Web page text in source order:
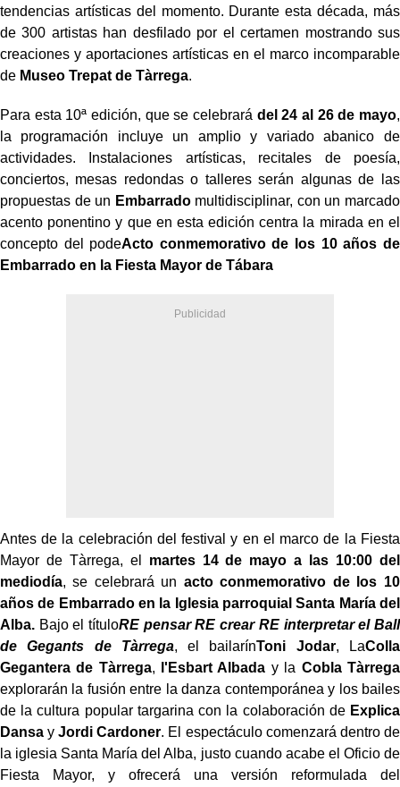
tendencias artísticas del momento. Durante esta década, más
de 300 artistas han desfilado por el certamen mostrando sus
creaciones y aportaciones artísticas en el marco incomparable
de Museo Trepat de Tàrrega.
Para esta 10ª edición, que se celebrará del 24 al 26 de mayo,
la programación incluye un amplio y variado abanico de
actividades. Instalaciones artísticas, recitales de poesía,
conciertos, mesas redondas o talleres serán algunas de las
propuestas de un Embarradomultidisciplinar, con un marcado
acento ponentino y que en esta edición centra la mirada en el
concepto del podeActo conmemorativo de los 10 años de
Embarrado en la Fiesta Mayor de Tábara
Antes de la celebración del festival y en el marco de la Fiesta
Mayor de Tàrrega, el martes 14 de mayo a las 10:00 del
mediodía, se celebrará un acto conmemorativo de los 10
años de Embarradoen la Iglesia parroquial Santa María del
Alba. Bajo el títuloRE pensar RE crear RE interpretar el Ball
de Gegants de Tàrrega, el bailarínToni Jodar, LaColla
Gegantera de Tàrrega, l'Esbart Albada y la Cobla Tàrrega
explorarán la fusión entre la danza contemporánea y los bailes
de la cultura popular targarina con la colaboración de Explica
Dansa yJordi Cardoner. El espectáculo comenzará dentro de
la iglesia Santa María del Alba, justo cuando acabe el Oficio de
Fiesta Mayor, y ofrecerá una versión reformulada del